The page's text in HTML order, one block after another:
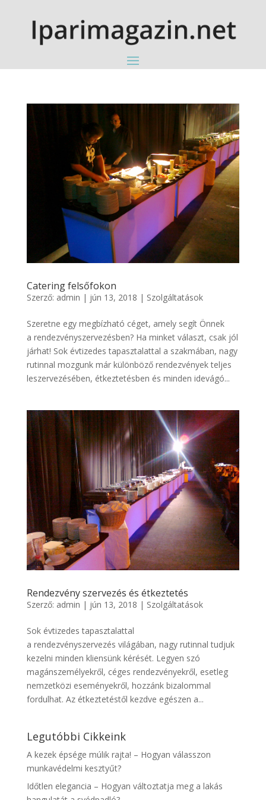
Catering felsőfokon
Szerző: admin | jún 13, 2018 | Szolgáltatások
Szeretne egy megbízható céget, amely segít Önnek
a rendezvényszervezésben? Ha minket választ, csak jól
járhat! Sok évtizedes tapasztalattal a szakmában, nagy
rutinnal mozgunk már különböző rendezvények teljes
leszervezésében, étkeztetésben és minden idevágó...
Rendezvény szervezés és étkeztetés
Szerző: admin | jún 13, 2018 | Szolgáltatások
Sok évtizedes tapasztalattal
a rendezvényszervezés világában, nagy rutinnal tudjuk
kezelni minden kliensünk kérését. Legyen szó
magánszemélyekről, céges rendezvényekről, esetleg
nemzetközi eseményekről, hozzánk bizalommal
fordulhat. Az étkeztetéstől kezdve egészen a...
Legutóbbi Cikkeink
A kezek épsége múlik rajta! – Hogyan válasszon
munkavédelmi kesztyűt?
Időtlen elegancia – Hogyan változtatja meg a lakás